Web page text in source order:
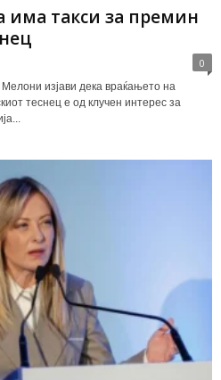
има такси за премин
0
изјави дека враќањето на
теснец е од клучен интерес за